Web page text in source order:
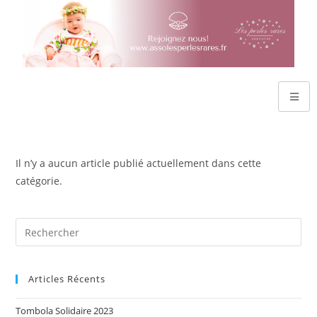
Il n’y a aucun article publié actuellement dans cette
catégorie.
Articles Récents
Tombola Solidaire 2023